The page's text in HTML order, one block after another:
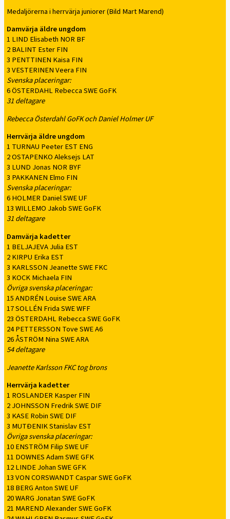
Medaljörerna i herrvärja juniorer (Bild Mart Marend)
Damvärja äldre ungdom
1 LIND Elisabeth NOR BF
2 BALINT Ester FIN
3 PENTTINEN Kaisa FIN
3 VESTERINEN Veera FIN
Svenska placeringar:
6 ÖSTERDAHL Rebecca SWE GoFK
31 deltagare
Rebecca Österdahl GoFK och Daniel Holmer UF
Herrvärja äldre ungdom
1 TURNAU Peeter EST ENG
2 OSTAPENKO Aleksejs LAT
3 LUND Jonas NOR BYF
3 PAKKANEN Elmo FIN
Svenska placeringar:
6 HOLMER Daniel SWE UF
13 WILLEMO Jakob SWE GoFK
31 deltagare
Damvärja kadetter
1 BELJAJEVA Julia EST
2 KIRPU Erika EST
3 KARLSSON Jeanette SWE FKC
3 KOCK Michaela FIN
Övriga svenska placeringar:
15 ANDRÉN Louise SWE ARA
17 SOLLÉN Frida SWE WFF
23 ÖSTERDAHL Rebecca SWE GoFK
24 PETTERSSON Tove SWE A6
26 ÅSTRÖM Nina SWE ARA
54 deltagare
Jeanette Karlsson FKC tog brons
Herrvärja kadetter
1 ROSLANDER Kasper FIN
2 JOHNSSON Fredrik SWE DIF
3 KASE Robin SWE DIF
3 MUTÐENIK Stanislav EST
Övriga svenska placeringar:
10 ENSTRÖM Filip SWE UF
11 DOWNES Adam SWE GFK
12 LINDE Johan SWE GFK
13 VON CORSWANDT Caspar SWE GoFK
18 BERG Anton SWE UF
20 WARG Jonatan SWE GoFK
21 MAREND Alexander SWE GoFK